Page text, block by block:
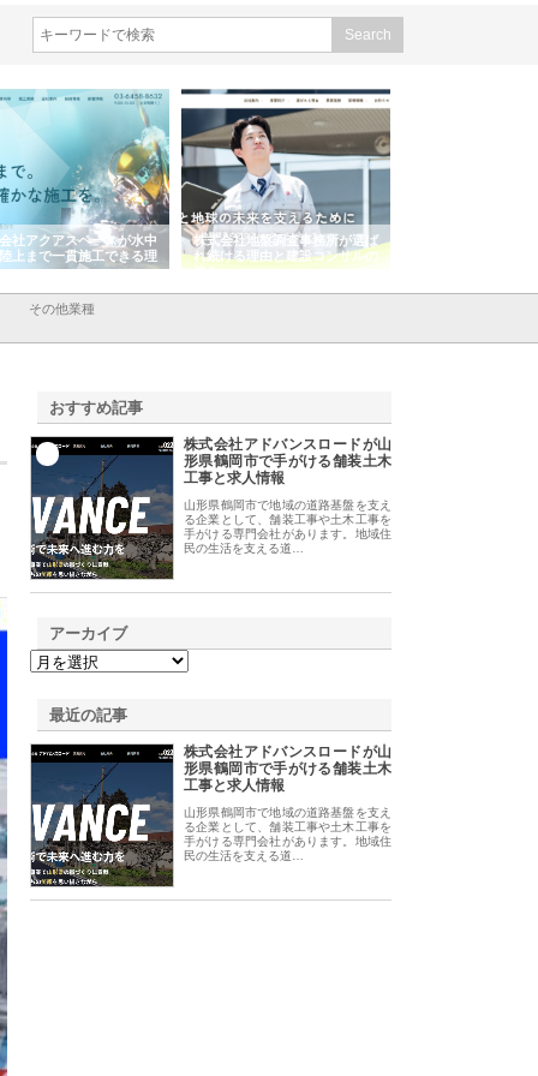
社アクアスペースが水中
上まで一貫施工できる理
株式会社地盤調査事務所が選ば
れ続ける理由と建設コンサルの
強み
その他業種
おすすめ記事
株式会社アドバンスロードが山
形県鶴岡市で手がける舗装土木
工事と求人情報
山形県鶴岡市で地域の道路基盤を支え
る企業として、舗装工事や土木工事を
手がける専門会社があります。地域住
民の生活を支える道…
アーカイブ
最近の記事
株式会社アドバンスロードが山
形県鶴岡市で手がける舗装土木
工事と求人情報
山形県鶴岡市で地域の道路基盤を支え
る企業として、舗装工事や土木工事を
手がける専門会社があります。地域住
民の生活を支える道…